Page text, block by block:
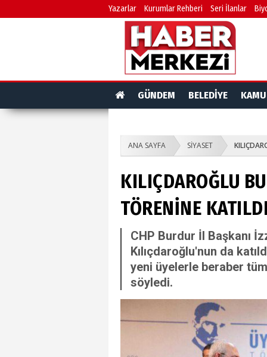
Yazarlar Kurumlar Rehberi Seri İlanlar
GÜNDEM BELEDİYE KAMU
ANA SAYFA SİYASET
KILIÇDAROĞLU
TÖRENİNE
CHP Burdur İl Başkanı
Kılıçdaroğlu'nun da
yeni üyelerle beraber
söyledi.